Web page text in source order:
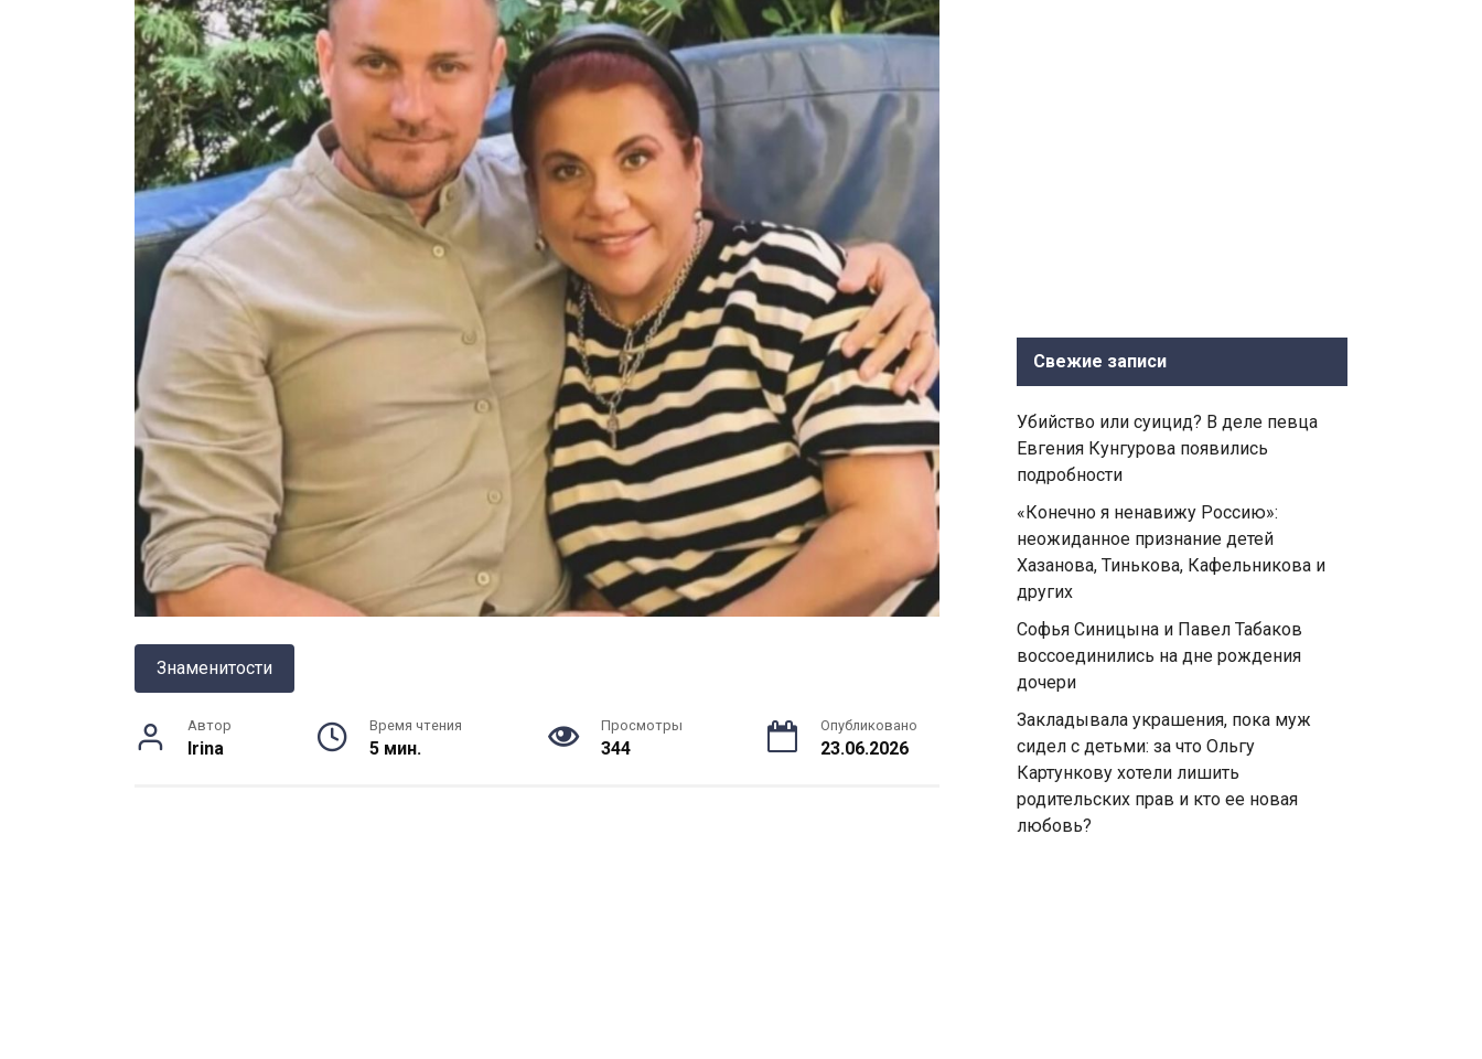
Знаменитости
Автор
Irina
Время чтения
5 мин.
Просмотры
344
Опубликовано
23.06.2026
Свежие записи
Убийство или суицид? В деле певца
Евгения Кунгурова появились
подробности
«Конечно я ненавижу Россию»:
неожиданное признание детей
Хазанова, Тинькова, Кафельникова и
других
Софья Синицына и Павел Табаков
воссоединились на дне рождения
дочери
Закладывала украшения, пока муж
сидел с детьми: за что Ольгу
Картункову хотели лишить
родительских прав и кто ее новая
любовь?